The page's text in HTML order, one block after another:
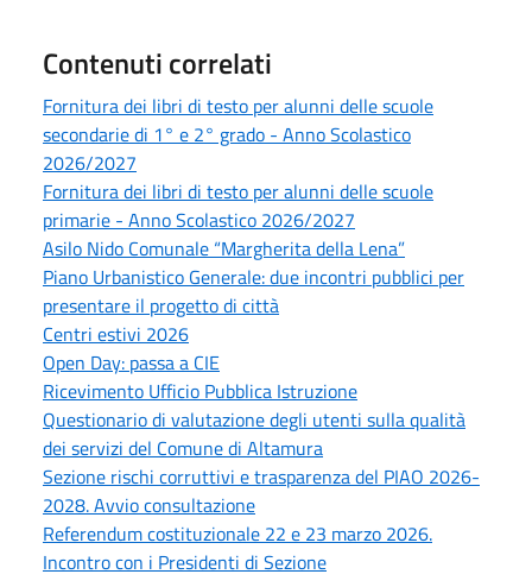
Contenuti correlati
Fornitura dei libri di testo per alunni delle scuole
secondarie di 1° e 2° grado - Anno Scolastico
2026/2027
Fornitura dei libri di testo per alunni delle scuole
primarie - Anno Scolastico 2026/2027
Asilo Nido Comunale “Margherita della Lena”
Piano Urbanistico Generale: due incontri pubblici per
presentare il progetto di città
Centri estivi 2026
Open Day: passa a CIE
Ricevimento Ufficio Pubblica Istruzione
Questionario di valutazione degli utenti sulla qualità
dei servizi del Comune di Altamura
Sezione rischi corruttivi e trasparenza del PIAO 2026-
2028. Avvio consultazione
Referendum costituzionale 22 e 23 marzo 2026.
Incontro con i Presidenti di Sezione